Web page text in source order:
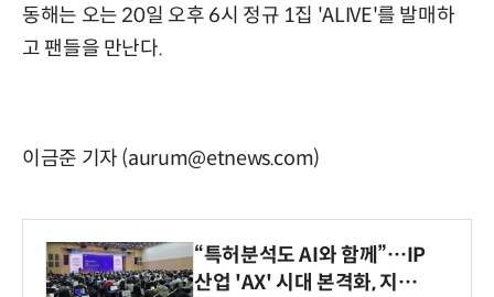
동해는 오는 20일 오후 6시 정규 1집 'ALIVE'를 발매하
고 팬들을 만난다.
이금준 기자 (aurum@etnews.com)
“특허분석도 AI와 함께”…IP
산업 'AX' 시대 본격화, 지식